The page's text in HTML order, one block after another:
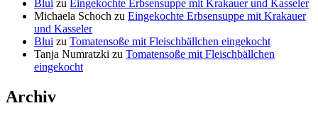
Blui zu Eingekochte Erbsensuppe mit Krakauer und Kasseler
Michaela Schoch zu Eingekochte Erbsensuppe mit Krakauer
und Kasseler
Blui zu Tomatensoße mit Fleischbällchen eingekocht
Tanja Numratzki zu Tomatensoße mit Fleischbällchen
eingekocht
Archiv